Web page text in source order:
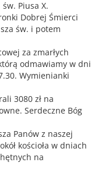
Piusa X.
Dobrej Śmierci
św. i potem
za zmarłych
odmawiamy w dni
Wymienianki
3080 zł na
Serdeczne Bóg
Panów z naszej
kościoła w dniach
na